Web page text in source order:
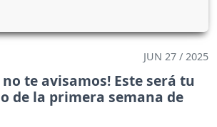
JUN 27 / 2025
no te avisamos! Este será tu
de la primera semana de